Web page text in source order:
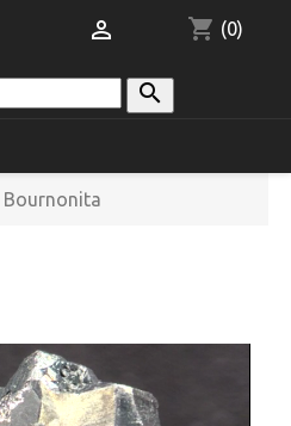
shopping_cart (0)


Bournonita